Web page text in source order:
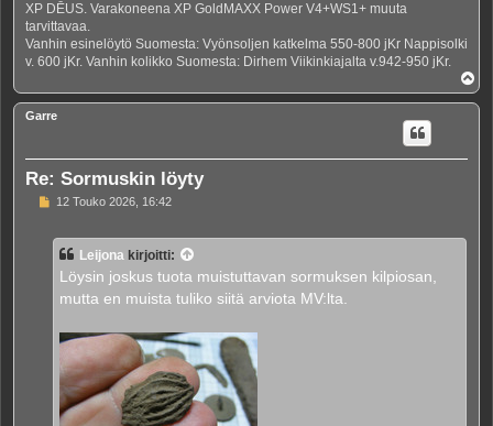
XP DĒUS. Varakoneena XP GoldMAXX Power V4+WS1+ muuta
tarvittavaa.
Vanhin esinelöytö Suomesta: Vyönsoljen katkelma 550-800 jKr Nappisolki
v. 600 jKr. Vanhin kolikko Suomesta: Dirhem Viikinkiajalta v.942-950 jKr.
l
ö
Garre
Re: Sormuskin löyty
V
s
12 Touko 2026, 16:42
Leijona kirjoitti:
Löysin joskus tuota muistuttavan sormuksen kilpiosan,
mutta en muista tuliko siitä arviota MV:lta.